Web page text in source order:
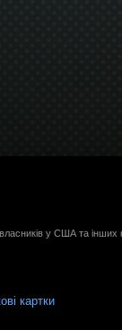
у США та інших
картки